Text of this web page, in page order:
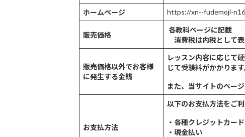
ホームページ https://xn--fudemoji-
販売価格
各教科ペ
消費税は内税として表
販売価格以外でお客様
に発生する金銭
レッスン内容に応じて
じて受験
また、当サイトのペー
お支払方法
以下のお支払方法をご利
・各種クレジットカード
・現金払い